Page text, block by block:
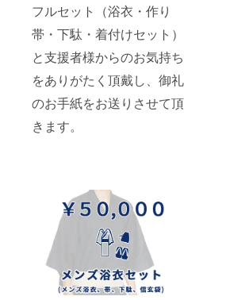
フルセット（浴衣・作り
帯・下駄・着付けセット）
と支援者様からのお気持ち
をありがたく頂戴し、御礼
のお手紙をお送りさせて頂
きます。